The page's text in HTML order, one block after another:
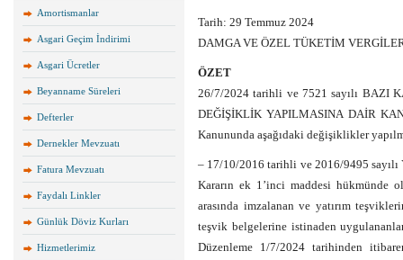
Amortismanlar
Asgari Geçim İndirimi
Asgari Ücretler
Beyanname Süreleri
Defterler
Dernekler Mevzuatı
Fatura Mevzuatı
Faydalı Linkler
Günlük Döviz Kurları
Hizmetlerimiz
Tarih: 29 Temmuz 2024
DAMGA VE ÖZEL TÜKETİM
ÖZET
26/7/2024 tarihli ve 7521 sayılı BAZI
DEĞİŞİKLİK YAPILMASINA DAİR
Kanununda aşağıdaki değişiklikler
– 17/10/2016 tarihli ve 2016/9495 sayılı
Kararın ek 1’inci maddesi hükmünde
arasında imzalanan ve yatırım
teşvik belgelerine istinaden
Düzenleme 1/7/2024 tarihinden